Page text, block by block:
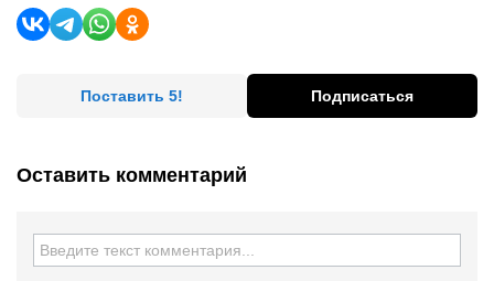
Поставить 5! Подписаться
Оставить комментарий